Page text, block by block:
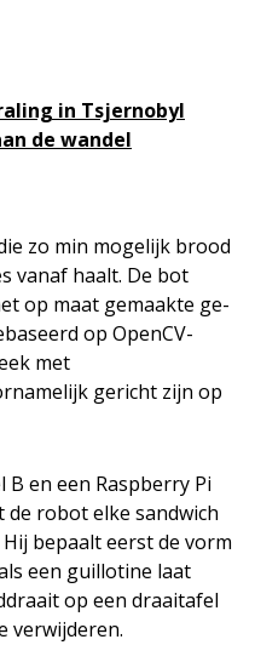
in Tsjernobyl
de wandel
zo min mogelijk brood
vanaf haalt. De bot
op maat gemaakte ge-
op OpenCV-
met
gericht zijn op
en een Raspberry Pi
de robot elke sandwich
bepaalt eerst de vorm
een guillotine laat
op een draaitafel
verwijderen.